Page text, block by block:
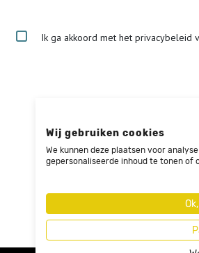
Ik ga akkoord met het privacybeleid
Wij gebruiken cookies
We kunnen deze plaatsen voor
gepersonaliseerde inhoud te tonen of